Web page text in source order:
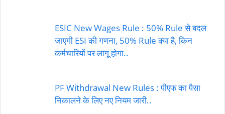
ESIC New Wages Rule : 50% Rule से बदल
जाएगी ESI की गणना, 50% Rule क्या है, किन
कर्मचारियों पर लागू होगा..
PF Withdrawal New Rules : पीएफ का पैसा
निकालने के लिए नए नियम जारी..